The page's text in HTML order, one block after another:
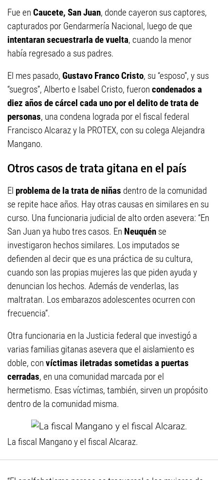
Fue en Caucete, San Juan, donde cayeron sus captores,
capturados por Gendarmería Nacional, luego de que
intentaran secuestrarla de vuelta, cuando la menor
había regresado a sus padres.
El mes pasado, Gustavo Franco Cristo, su “esposo”, y sus
“suegros”, Alberto e Isabel Cristo, fueron condenados a
diez años de cárcel cada uno por el delito de trata de
personas, una condena lograda por el fiscal federal
Francisco Alcaraz y la PROTEX, con su colega Alejandra
Mangano.
Otros casos de trata gitana en el país
El problema de la trata de niñas dentro de la comunidad
se repite hace años. Hay otras causas en similares en su
curso. Una funcionaria judicial de alto orden asevera: “En
San Juan ya hubo tres casos. En Neuquén se
investigaron hechos similares. Los imputados se
defienden al decir que es una práctica de su cultura,
cuando son las propias mujeres las que piden ayuda y
denuncian los hechos. Además de venderlas, las
maltratan. Los embarazos adolescentes ocurren con
frecuencia”.
Otra funcionaria en la Justicia federal que investigó a
varias familias gitanas asevera que el aislamiento es
doble, con víctimas iletradas sometidas a puertas
cerradas, en una comunidad marcada por el
hermetismo. Esas víctimas, también, sirven un propósito
dentro de la comunidad misma.
La fiscal Mangano y el fiscal Alcaraz.